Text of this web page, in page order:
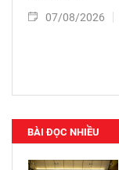
07/08/2026
BÀI ĐỌC NHIỀU